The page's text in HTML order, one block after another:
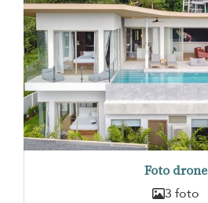
Foto drone
3 foto